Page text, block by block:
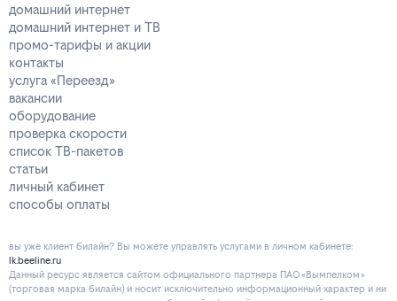
домашний интернет
домашний интернет и ТВ
промо-тарифы и акции
контакты
услуга «Переезд»
вакансии
оборудование
проверка скорости
список ТВ-пакетов
статьи
личный кабинет
способы оплаты
вы уже клиент билайн? Вы можете управлять услугами в личнoм кaбинeтe:
lk.beeline.ru
Данный ресурс является сайтом официального партнера ПАО «Вымпелком»
(торговая марка билайн) и носит исключительно информационный характер и ни